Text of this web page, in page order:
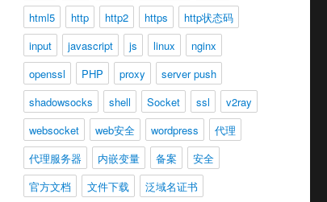
html5
http http2 https
http状态码
input
javascript js linux
nginx
openssl
PHP proxy
server push
shadowsocks
shell Socket ssl
v2ray
websocket
web安全 wordpress
代理
代理服务器
内嵌变量 备案
安全
官方文档
文件下载
泛域名证书